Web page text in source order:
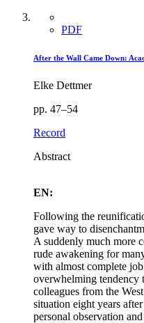
PDF
After the Wall Came Down:
Elke Dettmer
pp. 47–54
Record
Abstract
EN:
Following the
gave way to
A suddenly much more
rude awakening for
with almost complete
overwhelming tendency
colleagues from the
situation eight years
personal observation